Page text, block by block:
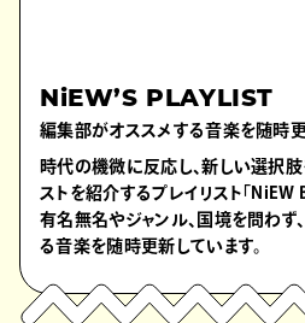
NiEW’S PLAYLIST
編集部がオススメする音楽を随時
時代の機微に反応し、新しい選択
ストを紹介するプレイリスト「NiEW
有名無名やジャンル、国境を問わず
る音楽を随時更新しています。